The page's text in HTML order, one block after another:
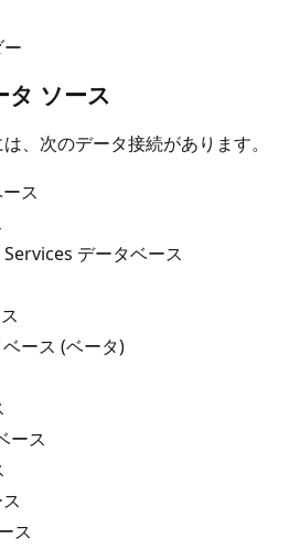
ソース
、次のデータ接続があります。
ス
データベース
ース (ベータ)
ース
ス